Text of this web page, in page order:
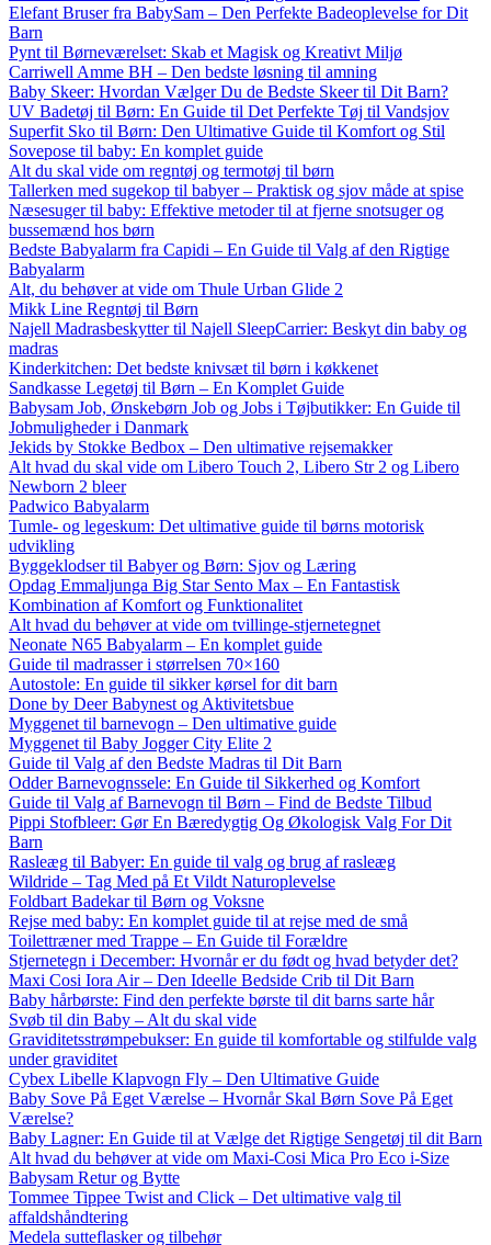
Elefant Bruser fra BabySam – Den Perfekte Badeoplevelse for Dit
Barn
Pynt til Børneværelset: Skab et Magisk og Kreativt Miljø
Carriwell Amme BH – Den bedste løsning til amning
Baby Skeer: Hvordan Vælger Du de Bedste Skeer til Dit Barn?
UV Badetøj til Børn: En Guide til Det Perfekte Tøj til Vandsjov
Superfit Sko til Børn: Den Ultimative Guide til Komfort og Stil
Sovepose til baby: En komplet guide
Alt du skal vide om regntøj og termotøj til børn
Tallerken med sugekop til babyer – Praktisk og sjov måde at spise
Næsesuger til baby: Effektive metoder til at fjerne snotsuger og
bussemænd hos børn
Bedste Babyalarm fra Capidi – En Guide til Valg af den Rigtige
Babyalarm
Alt, du behøver at vide om Thule Urban Glide 2
Mikk Line Regntøj til Børn
Najell Madrasbeskytter til Najell SleepCarrier: Beskyt din baby og
madras
Kinderkitchen: Det bedste knivsæt til børn i køkkenet
Sandkasse Legetøj til Børn – En Komplet Guide
Babysam Job, Ønskebørn Job og Jobs i Tøjbutikker: En Guide til
Jobmuligheder i Danmark
Jekids by Stokke Bedbox – Den ultimative rejsemakker
Alt hvad du skal vide om Libero Touch 2, Libero Str 2 og Libero
Newborn 2 bleer
Padwico Babyalarm
Tumle- og legeskum: Det ultimative guide til børns motorisk
udvikling
Byggeklodser til Babyer og Børn: Sjov og Læring
Opdag Emmaljunga Big Star Sento Max – En Fantastisk
Kombination af Komfort og Funktionalitet
Alt hvad du behøver at vide om tvillinge-stjernetegnet
Neonate N65 Babyalarm – En komplet guide
Guide til madrasser i størrelsen 70×160
Autostole: En guide til sikker kørsel for dit barn
Done by Deer Babynest og Aktivitetsbue
Myggenet til barnevogn – Den ultimative guide
Myggenet til Baby Jogger City Elite 2
Guide til Valg af den Bedste Madras til Dit Barn
Odder Barnevognssele: En Guide til Sikkerhed og Komfort
Guide til Valg af Barnevogn til Børn – Find de Bedste Tilbud
Pippi Stofbleer: Gør En Bæredygtig Og Økologisk Valg For Dit
Barn
Rasleæg til Babyer: En guide til valg og brug af rasleæg
Wildride – Tag Med på Et Vildt Naturoplevelse
Foldbart Badekar til Børn og Voksne
Rejse med baby: En komplet guide til at rejse med de små
Toilettræner med Trappe – En Guide til Forældre
Stjernetegn i December: Hvornår er du født og hvad betyder det?
Maxi Cosi Iora Air – Den Ideelle Bedside Crib til Dit Barn
Baby hårbørste: Find den perfekte børste til dit barns sarte hår
Svøb til din Baby – Alt du skal vide
Graviditetsstrømpebukser: En guide til komfortable og stilfulde valg
under graviditet
Cybex Libelle Klapvogn Fly – Den Ultimative Guide
Baby Sove På Eget Værelse – Hvornår Skal Børn Sove På Eget
Værelse?
Baby Lagner: En Guide til at Vælge det Rigtige Sengetøj til dit Barn
Alt hvad du behøver at vide om Maxi-Cosi Mica Pro Eco i-Size
Babysam Retur og Bytte
Tommee Tippee Twist and Click – Det ultimative valg til
affaldshåndtering
Medela sutteflasker og tilbehør